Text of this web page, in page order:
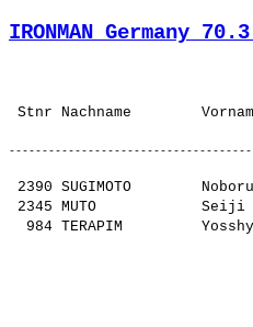
IRONMAN Germany
2390 SUGIMOTO
2345 MUTO